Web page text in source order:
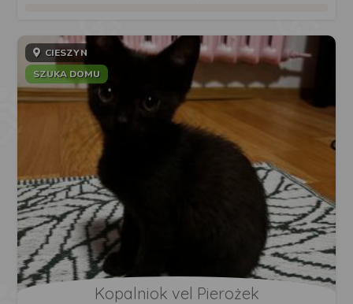
CIESZYN
SZUKA DOMU
Kopalniok vel Pierożek